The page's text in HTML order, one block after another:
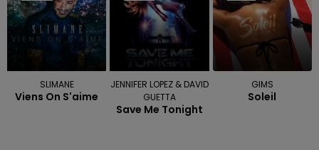
SLIMANE
Viens On S'aime
JENNIFER LOPEZ & DAVID
GUETTA
Save Me Tonight
GIMS
Soleil